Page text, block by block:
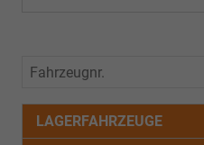
Fahrzeugnr.
LAGERFAHRZEUGE